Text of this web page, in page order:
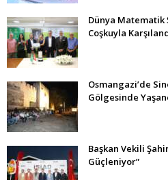
Dünya Matematik
Coşkuyla
Osmangazi’de
Gölgesinde
Başkan Vekili
Güçleniyor”